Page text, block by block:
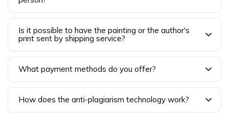
Is it possible to have the painting or the author's
print sent by shipping service?
What payment methods do you offer?
How does the anti-plagiarism technology work?